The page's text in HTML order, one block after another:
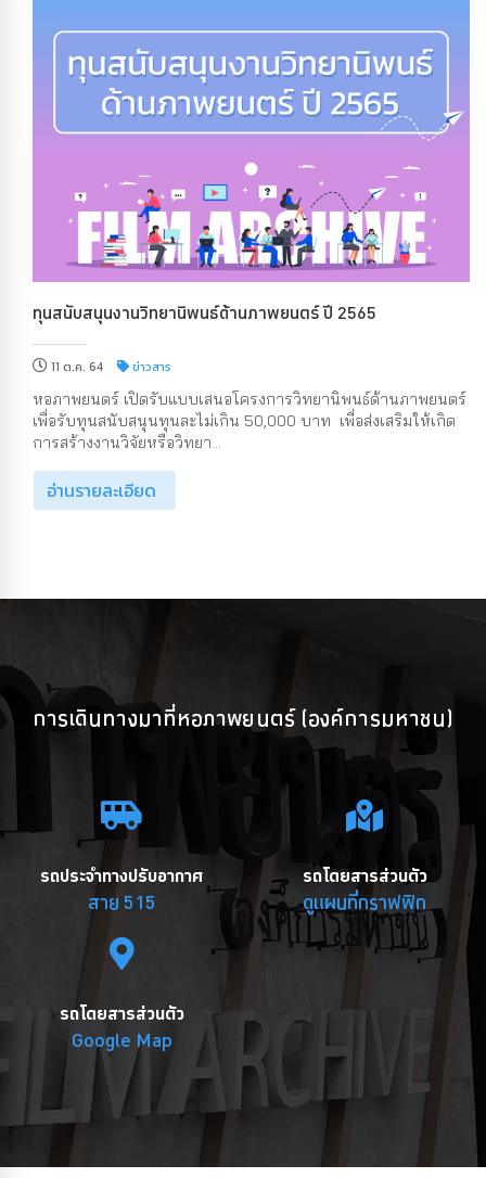
ทุนสนับสนุนงานวิทยานิพนธ์ด้านภาพยนตร์ ปี 2565
11 ต.ค. 64 ข่าวสาร
หอภาพยนตร์ เปิดรับแบบเสนอโครงการวิทยานิพนธ์ด้านภาพยนตร์
เพื่อรับทุนสนับสนุนทุนละไม่เกิน 50,000 บาท เพื่อส่งเสริมให้เกิด
การสร้างงานวิจัยหรือวิทยา...
อ่านรายละเอียด
การเดินทางมาที่หอภาพยนตร์ (องค์การมหาชน)
รถประจำทางปรับอากาศ
สาย 515
รถโดยสารส่วนตัว
ดูแผนที่กราฟฟิก
รถโดยสารส่วนตัว
Google Map